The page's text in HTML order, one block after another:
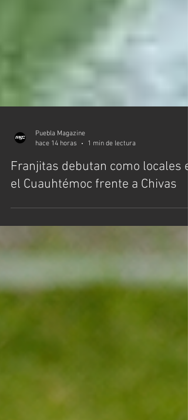
Puebla Magazine
hace 14 horas
1 min de lectura
Franjitas debutan como locales
el Cuauhtémoc frente a Chivas